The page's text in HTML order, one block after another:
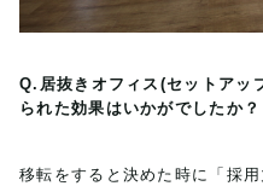
Q.居抜きオフィス(セットアッ
られた効果はいかがでしたか？
移転をすると決めた時に「採